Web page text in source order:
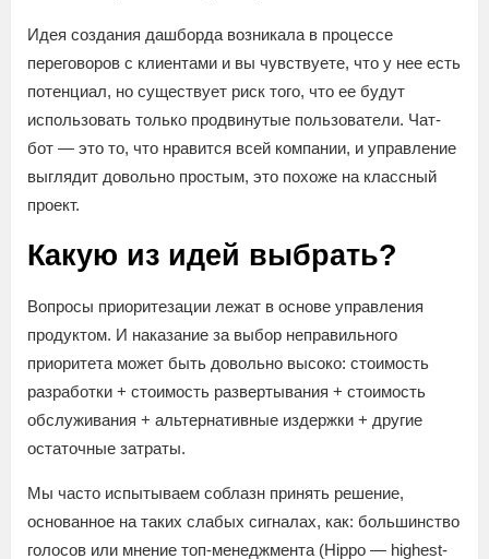
Идея создания дашборда возникала в процессе
переговоров с клиентами и вы чувствуете, что у нее есть
потенциал, но существует риск того, что ее будут
использовать только продвинутые пользователи. Чат-
бот — это то, что нравится всей компании, и управление
выглядит довольно простым, это похоже на классный
проект.
Какую из идей выбрать?
Вопросы приоритезации лежат в основе управления
продуктом. И наказание за выбор неправильного
приоритета может быть довольно высоко: стоимость
разработки + стоимость развертывания + стоимость
обслуживания + альтернативные издержки + другие
остаточные затраты.
Мы часто испытываем соблазн принять решение,
основанное на таких слабых сигналах, как: большинство
голосов или мнение топ-менеджмента (Hippo — highest-